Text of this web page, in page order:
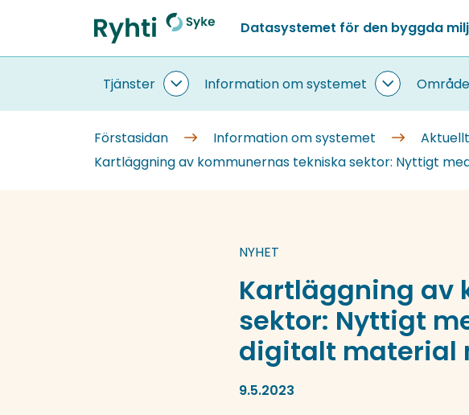
till
innehållet
Förstasidan
Datasystemet för den byggda
Tjänster
Tjänster
undersidor
Information om systemet
Information
om
undersidor
Förstasidan
Information om systemet
Aktuellt
Kartläggning av kommunernas tekniska sektor: Nyttigt
NYHET
Kartläggning av
sektor: Nyttigt
digitalt material
9.5.2023